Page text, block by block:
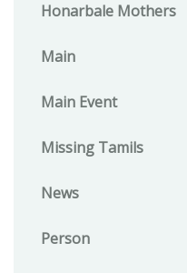
Honarbale Mothers
Main
Main Event
Missing Tamils
News
Person